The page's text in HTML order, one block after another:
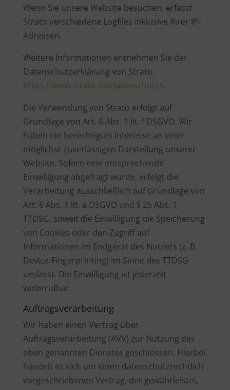
Wenn Sie unsere Website besuchen, erfasst
Strato verschiedene Logfiles inklusive Ihrer IP-
Adressen.
Weitere Informationen entnehmen Sie der
Datenschutzerklärung von Strato:
https://www.strato.de/datenschutz/.
Die Verwendung von Strato erfolgt auf
Grundlage von Art. 6 Abs. 1 lit. f DSGVO. Wir
haben ein berechtigtes Interesse an einer
möglichst zuverlässigen Darstellung unserer
Website. Sofern eine entsprechende
Einwilligung abgefragt wurde, erfolgt die
Verarbeitung ausschließlich auf Grundlage von
Art. 6 Abs. 1 lit. a DSGVO und § 25 Abs. 1
TTDSG, soweit die Einwilligung die Speicherung
von Cookies oder den Zugriff auf
Informationen im Endgerät des Nutzers (z. B.
Device-Fingerprinting) im Sinne des TTDSG
umfasst. Die Einwilligung ist jederzeit
widerrufbar.
Auftragsverarbeitung
Wir haben einen Vertrag über
Auftragsverarbeitung (AVV) zur Nutzung des
oben genannten Dienstes geschlossen. Hierbei
handelt es sich um einen datenschutzrechtlich
vorgeschriebenen Vertrag, der gewährleistet,